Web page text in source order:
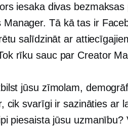
iesaka divas bezmaksas
Tā kā tas ir
salīdzināt ar
rīku sauc par Creator
jūsu zīmolam,
cik svarīgi ir sazināties ar
piesaista jūsu uzmanību?